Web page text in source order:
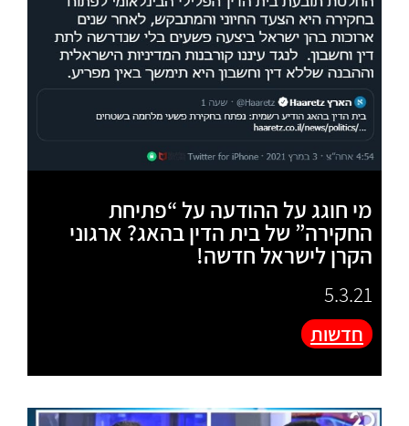
מי חוגג על ההודעה על “פתיחת
החקירה” של בית הדין בהאג? ארגוני
הקרן לישראל חדשה!
5.3.21
חדשות